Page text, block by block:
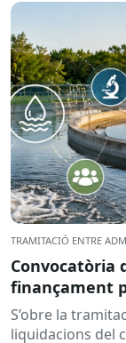
TRAMITACIÓ ENTRE
Convocatòria
finançament
2026
S’obre la
liquidacions del